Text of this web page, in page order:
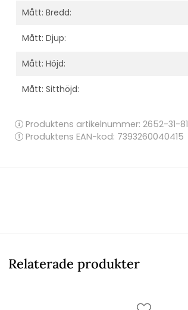
Mått: Bredd:
Mått: Djup:
Mått: Höjd:
Mått: Sitthöjd:
Produktens artikelnummer: 2652-31-81
Produktens EAN-kod: 7393260040415
Relaterade produkter